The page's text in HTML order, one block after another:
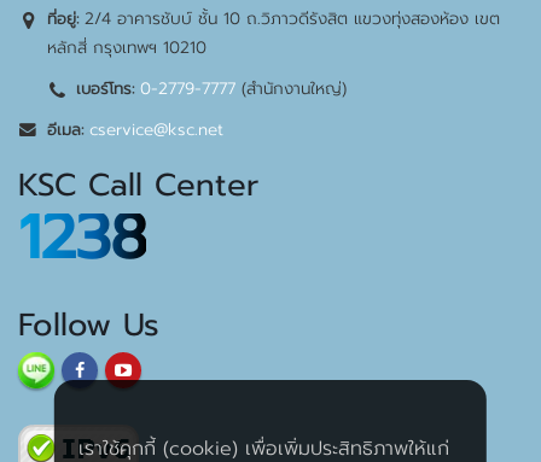
ที่อยู่:2/4 อาคารชับบ์ ชั้น 10 ถ.วิภาวดีรังสิต แขวงทุ่งสองห้อง เขต
หลักสี่ กรุงเทพฯ 10210
เบอร์โทร: 0-2779-7777 (สำนักงานใหญ่)
อีเมล: cservice@ksc.net
KSC Call Center
1238
Follow Us
เราใช้คุกกี้ (cookie) เพื่อเพิ่มประสิทธิภาพให้แก่